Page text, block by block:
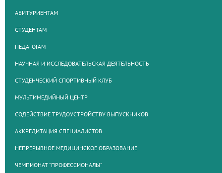
АБИТУРИЕНТАМ
СТУДЕНТАМ
ПЕДАГОГАМ
НАУЧНАЯ И ИССЛЕДОВАТЕЛЬСКАЯ ДЕЯТЕЛЬНОСТЬ
СТУДЕНЧЕСКИЙ СПОРТИВНЫЙ КЛУБ
МУЛЬТИМЕДИЙНЫЙ ЦЕНТР
СОДЕЙСТВИЕ ТРУДОУСТРОЙСТВУ ВЫПУСКНИКОВ
АККРЕДИТАЦИЯ СПЕЦИАЛИСТОВ
НЕПРЕРЫВНОЕ МЕДИЦИНСКОЕ ОБРАЗОВАНИЕ
ЧЕМПИОНАТ "ПРОФЕССИОНАЛЫ"